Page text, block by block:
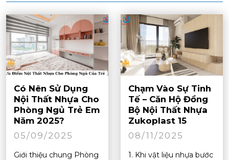
Có Nên Sử Dụng
Nội Thất Nhựa Cho
Phòng Ngủ Trẻ Em
Năm 2025?
05/09/2025
Giới thiệu chung Phòng
Chạm Vào Sự Tinh
Tế – Căn Hộ Đồng
Bộ Nội Thất Nhựa
Zukoplast 15
08/11/2025
1. Khi vật liệu nhựa bước